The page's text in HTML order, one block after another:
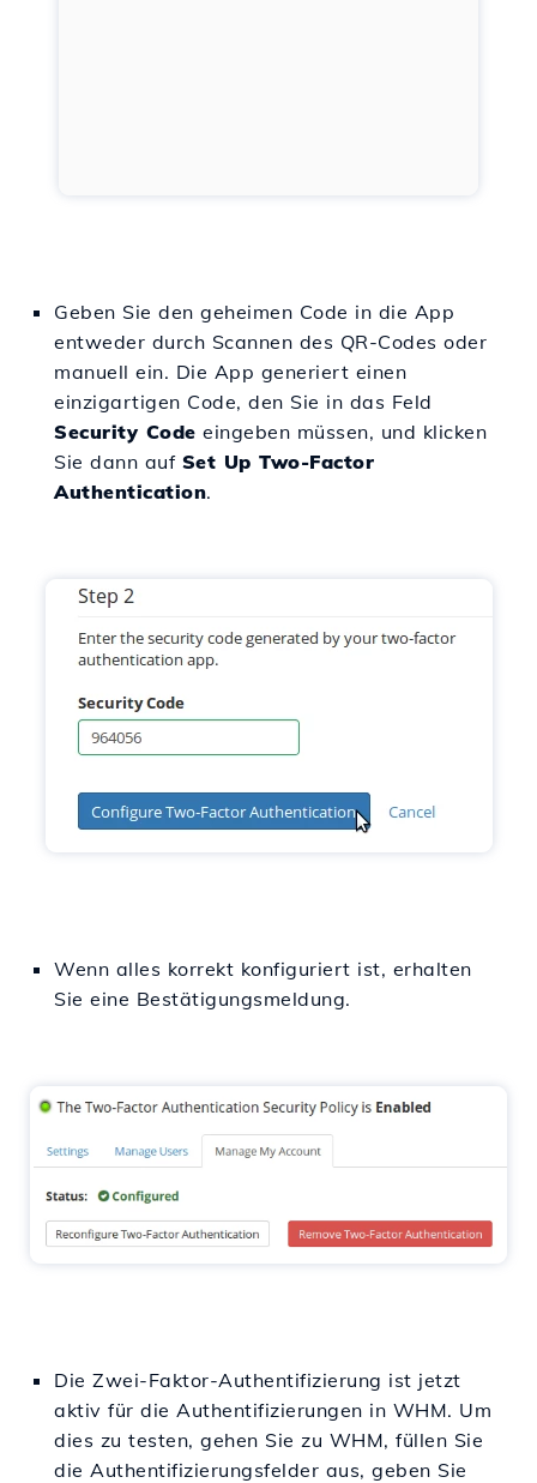
Geben Sie den geheimen Code in die App
entweder durch Scannen des QR-Codes oder
manuell ein. Die App generiert einen
einzigartigen Code, den Sie in das Feld
Security Code eingeben müssen, und klicken
Sie dann auf Set Up Two-Factor
Authentication.
Wenn alles korrekt konfiguriert ist, erhalten
Sie eine Bestätigungsmeldung.
Die Zwei-Faktor-Authentifizierung ist jetzt
aktiv für die Authentifizierungen in WHM. Um
dies zu testen, gehen Sie zu WHM, füllen Sie
die Authentifizierungsfelder aus, geben Sie